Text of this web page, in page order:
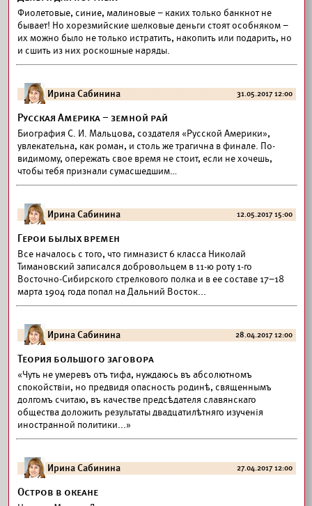
Фиолетовые, синие, малиновые – каких только банкнот не
бывает! Но хорезмийские шелковые деньги стоят особняком –
их можно было не только истратить, накопить или подарить, но
и сшить из них роскошные наряды.
Ирина Сабинина 31.05.2017 12:00
Русская Америка – земной рай
Биография С. И. Мальцова, создателя «Русской Америки»,
увлекательна, как роман, и столь же трагична в финале. По-
видимому, опережать свое время не стоит, если не хочешь,
чтобы тебя признали сумасшедшим…
Ирина Сабинина 12.05.2017 15:00
Герои былых времен
Все началось с того, что гимназист 6 класса Николай
Тимановский записался добровольцем в 11-ю роту 1-го
Восточно-Сибирского стрелкового полка и в ее составе 17–18
марта 1904 года попал на Дальний Восток...
Ирина Сабинина 28.04.2017 12:00
Теория большого заговора
«Чуть не умеревъ отъ тифа, нуждаюсь въ абсолютномъ
спокойствіи, но предвидя опасность родинѣ, священнымъ
долгомъ считаю, въ качестве предсѣдателя славянскаго
общества доложить результаты двадцатилѣтняго изученія
иностранной политики...»
Ирина Сабинина 27.04.2017 12:00
Остров в океане